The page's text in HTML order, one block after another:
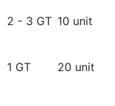
2 - 3 GT 10 unit
1 GT 20 unit